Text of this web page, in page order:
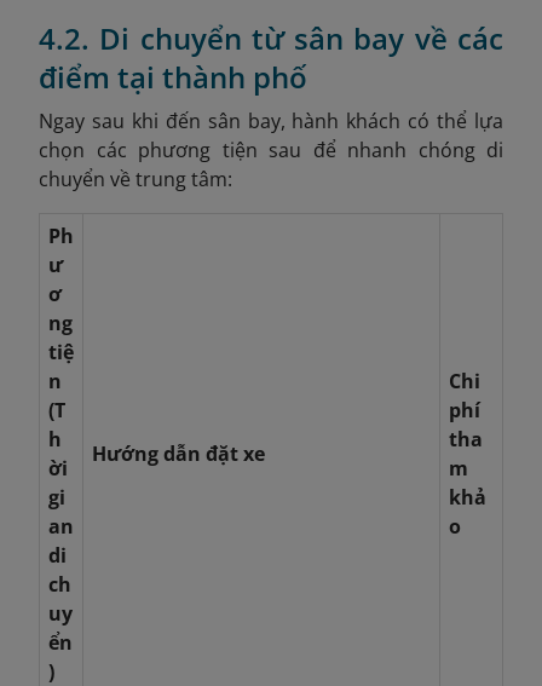
4.2. Di chuyển từ sân bay về các
điểm tại thành phố
Ngay sau khi đến sân bay, hành khách có thể lựa
chọn các phương tiện sau để nhanh chóng di
chuyển về trung tâm:
Ph
ư
ơ
ng
tiệ
n
(T
h
ời
gi
an
di
ch
uy
ển
)
Hướng dẫn đặt xe
Chi
phí
tha
m
khả
o